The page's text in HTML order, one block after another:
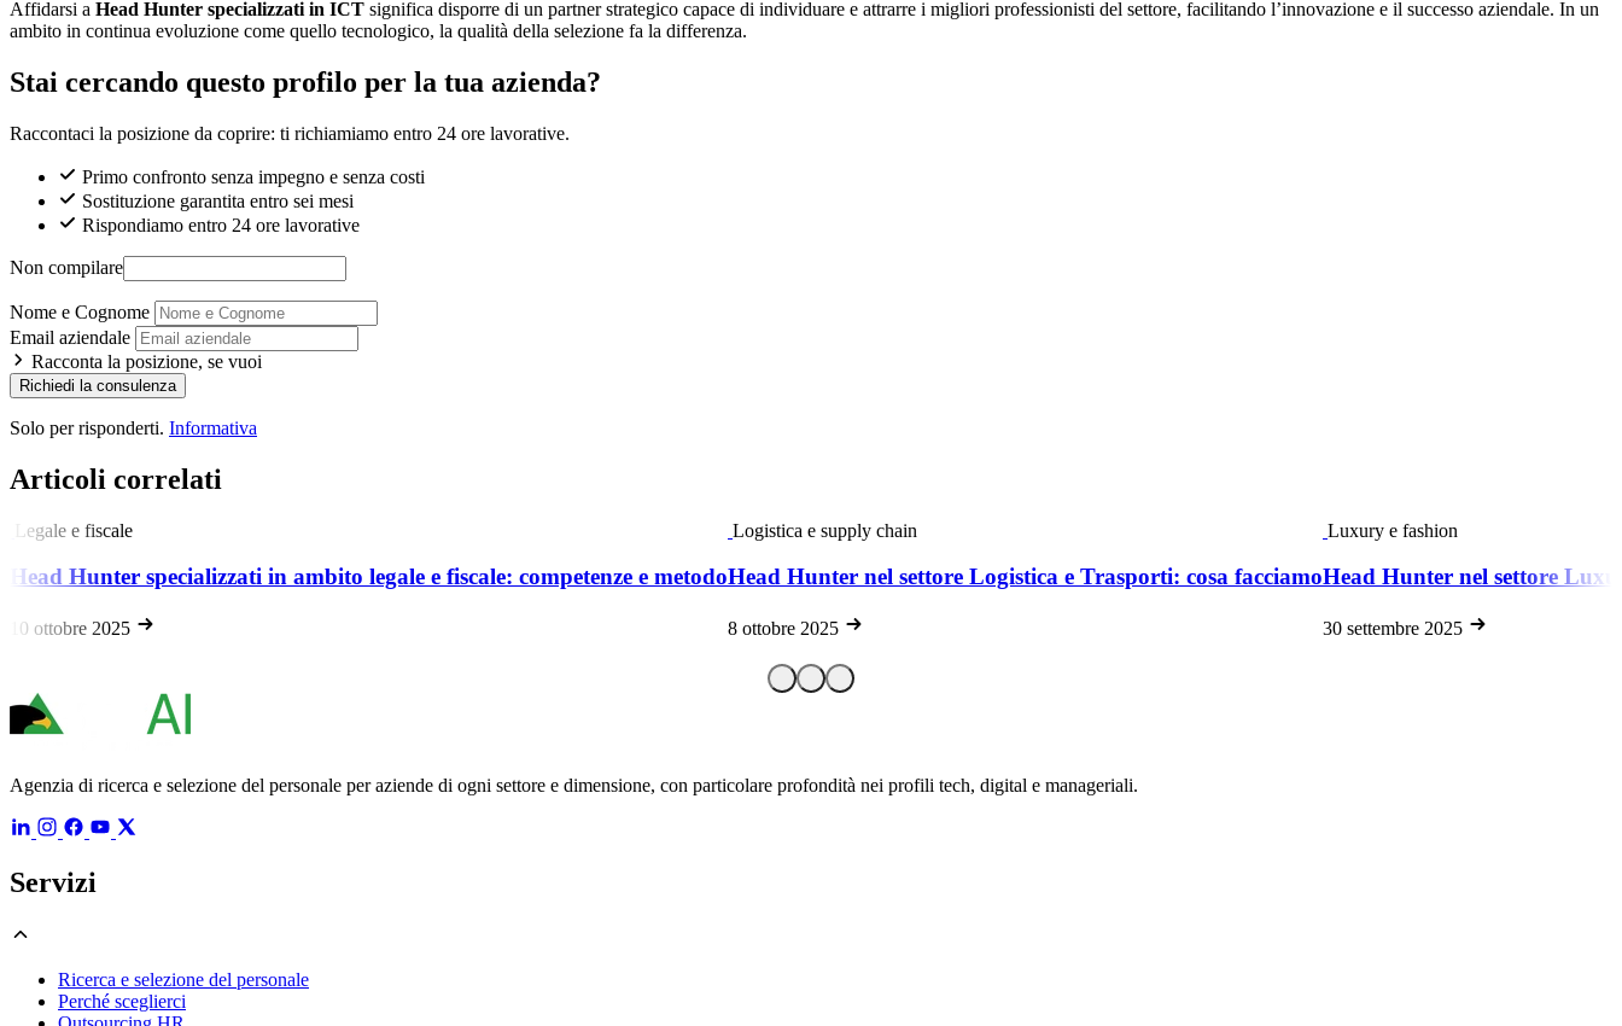
Affidarsi a Head Hunter specializzati in ICT significa disporre di un partner strategico capace di individuare e attrarre i migliori professionisti del settore, facilitando l’innovazione e il successo aziendale. In un
ambito in continua evoluzione come quello tecnologico, la qualità della selezione fa la differenza.
Stai cercando questo profilo per la tua azienda?
Raccontaci la posizione da coprire: ti richiamiamo entro 24 ore lavorative.
Primo confronto senza impegno e senza costi
Sostituzione garantita entro sei mesi
Rispondiamo entro 24 ore lavorative
Non compilare
Nome e Cognome
Email aziendale
Racconta la posizione, se vuoi
Richiedi la consulenza
Solo per risponderti. Informativa
Articoli correlati
Legale e fiscale
Head Hunter specializzati in ambito legale e fiscale: competenze e metodo
10 ottobre 2025
Logistica e supply chain
Head Hunter nel settore Logistica e Trasporti: cosa facciamo
8 ottobre 2025
Luxury e fashion
Head Hunter nel settore
30 settembre 2025
Agenzia di ricerca e selezione del personale per aziende di ogni settore e dimensione, con particolare profondità nei profili tech, digital e manageriali.
Servizi
Ricerca e selezione del personale
Perché sceglierci